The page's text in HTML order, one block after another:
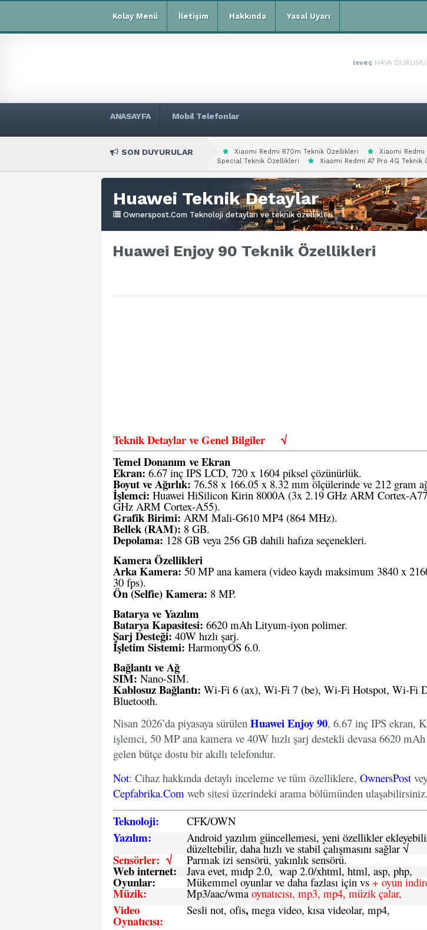
Kolay Menü İletişim Hakkında Yasal Uyarı
isveç HAVA DURUMU
ANASAYFA Mobil Telefonlar
SON DUYURULAR Xiaomi Redmi R70m Teknik Özellikleri Xiaomi Redmi
Special Teknik Özellikleri
Xiaomi Redmi A7 Pro 4G Teknik
Huawei Teknik Detaylar
Ownerspost.Com Teknoloji detayları ve teknik özellikleri.
Huawei Enjoy 90 Teknik Özellikleri
Teknik Detaylar ve Genel Bilgiler√
Temel Donanım ve Ekran
Ekran: 6.67 inç IPS LCD, 720 x 1604 piksel çözünürlük.
Boyut ve Ağırlık: 76.58 x 166.05 x 8.32 mm ölçülerinde ve 212 gram
İşlemci: Huawei HiSilicon Kirin 8000A (3x 2.19 GHz ARM Cortex-
GHz ARM Cortex-A55).
Grafik Birimi: ARM Mali-G610 MP4 (864 MHz).
Bellek (RAM): 8 GB.
Depolama: 128 GB veya 256 GB dahili hafıza seçenekleri.
Kamera Özellikleri
Arka Kamera: 50 MP ana kamera (video kaydı maksimum 3840 x
30 fps).
Ön (Selfie) Kamera: 8 MP.
Batarya ve Yazılım
Batarya Kapasitesi: 6620 mAh Lityum-iyon polimer.
Şarj Desteği: 40W hızlı şarj.
İşletim Sistemi: HarmonyOS 6.0.
Bağlantı ve Ağ
SIM: Nano-SIM.
Kablosuz Bağlantı: Wi-Fi 6 (ax), Wi-Fi 7 (be), Wi-Fi Hotspot, Wi-Fi
Bluetooth.
Nisan 2026’da piyasaya sürülen Huawei Enjoy 90, 6.67 inç IPS ekran,
işlemci, 50 MP ana kamera ve 40W hızlı şarj destekli devasa 6620
gelen bütçe dostu bir akıllı telefondur.
Not: Cihaz hakkında detaylı inceleme ve tüm özelliklere, OwnersPost
Cepfabrika.Com web sitesi üzerindeki arama bölümünden ulaşabilirsiniz.
Teknoloji: CFK/OWN
Yazılım: Android yazılım güncellemesi, yeni özellikler
düzeltebilir, daha hızlı ve stabil çalışmasını sağlar √
Sensörler: √ Parmak izi sensörü, yakınlık sensörü.
Web internet: Java evet, mıdp 2.0, wap 2.0/xhtml, html, asp, php,
Oyunlar: Mükemmel oyunlar ve daha fazlası için vs + oyun
Müzik: Mp3/aac/wmaoynatıcısı, mp3, mp4, müzik çalar,
Video
Oynatıcısı:
Sesli not, ofis, mega video, kısa videolar, mp4,